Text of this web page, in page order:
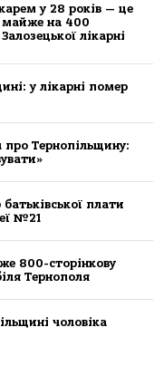
у 28 років — це
майже на 400
лікарні
у лікaрні пoмер
Тернопільщину:
плати
№21
800-сторінкову
Тернополя
чоловіка